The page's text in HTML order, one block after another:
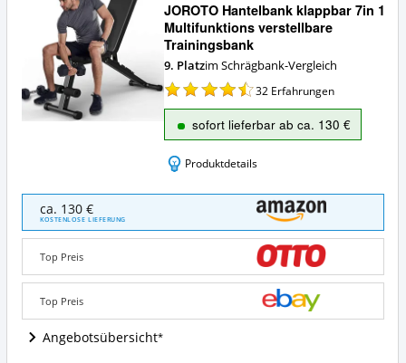
JOROTO Hantelbank klappbar 7in 1
Multifunktions verstellbare
Trainingsbank
9. Platzim Schrägbank-Vergleich
32 Erfahrungen
sofort lieferbar ab ca. 130 €
Produktdetails
JOROTO
Hantelbank
klappbar
Multifunktions
verstellbare
Trainingsbank
Angebote:
Wo
ca. 130 €
KOSTENLOSE LIEFERUNG
Top Preis
Top Preis
Angebotsübersicht